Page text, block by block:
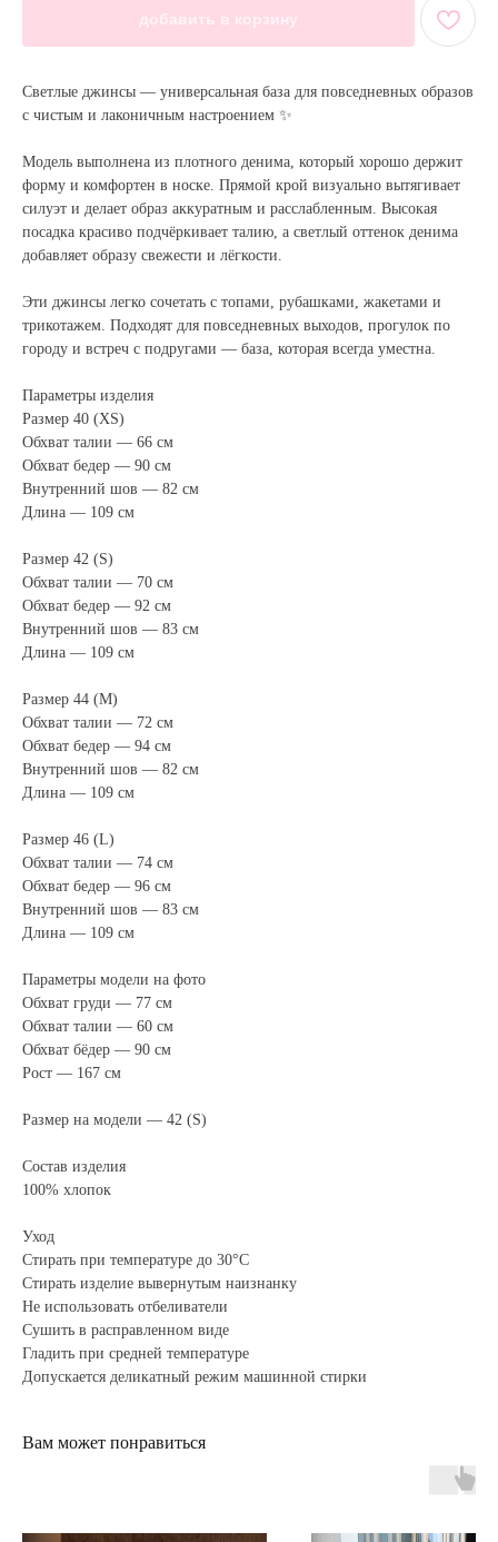
добавить в корзину
Светлые джинсы — универсальная база для повседневных образов
с чистым и лаконичным настроением ✨
Модель выполнена из плотного денима, который хорошо держит
форму и комфортен в носке. Прямой крой визуально вытягивает
силуэт и делает образ аккуратным и расслабленным. Высокая
посадка красиво подчёркивает талию, а светлый оттенок денима
добавляет образу свежести и лёгкости.
Эти джинсы легко сочетать с топами, рубашками, жакетами и
трикотажем. Подходят для повседневных выходов, прогулок по
городу и встреч с подругами — база, которая всегда уместна.
Параметры изделия
Размер 40 (XS)
Обхват талии — 66 см
Обхват бедер — 90 см
Внутренний шов — 82 см
Длина — 109 см
Размер 42 (S)
Обхват талии — 70 см
Обхват бедер — 92 см
Внутренний шов — 83 см
Длина — 109 см
Размер 44 (M)
Обхват талии — 72 см
Обхват бедер — 94 см
Внутренний шов — 82 см
Длина — 109 см
Размер 46 (L)
Обхват талии — 74 см
Обхват бедер — 96 см
Внутренний шов — 83 см
Длина — 109 см
Параметры модели на фото
Обхват груди — 77 см
Обхват талии — 60 см
Обхват бёдер — 90 см
Рост — 167 см
Размер на модели — 42 (S)
Состав изделия
100% хлопок
Уход
Стирать при температуре до 30°C
Стирать изделие вывернутым наизнанку
Не использовать отбеливатели
Сушить в расправленном виде
Гладить при средней температуре
Допускается деликатный режим машинной стирки
Вам может понравиться